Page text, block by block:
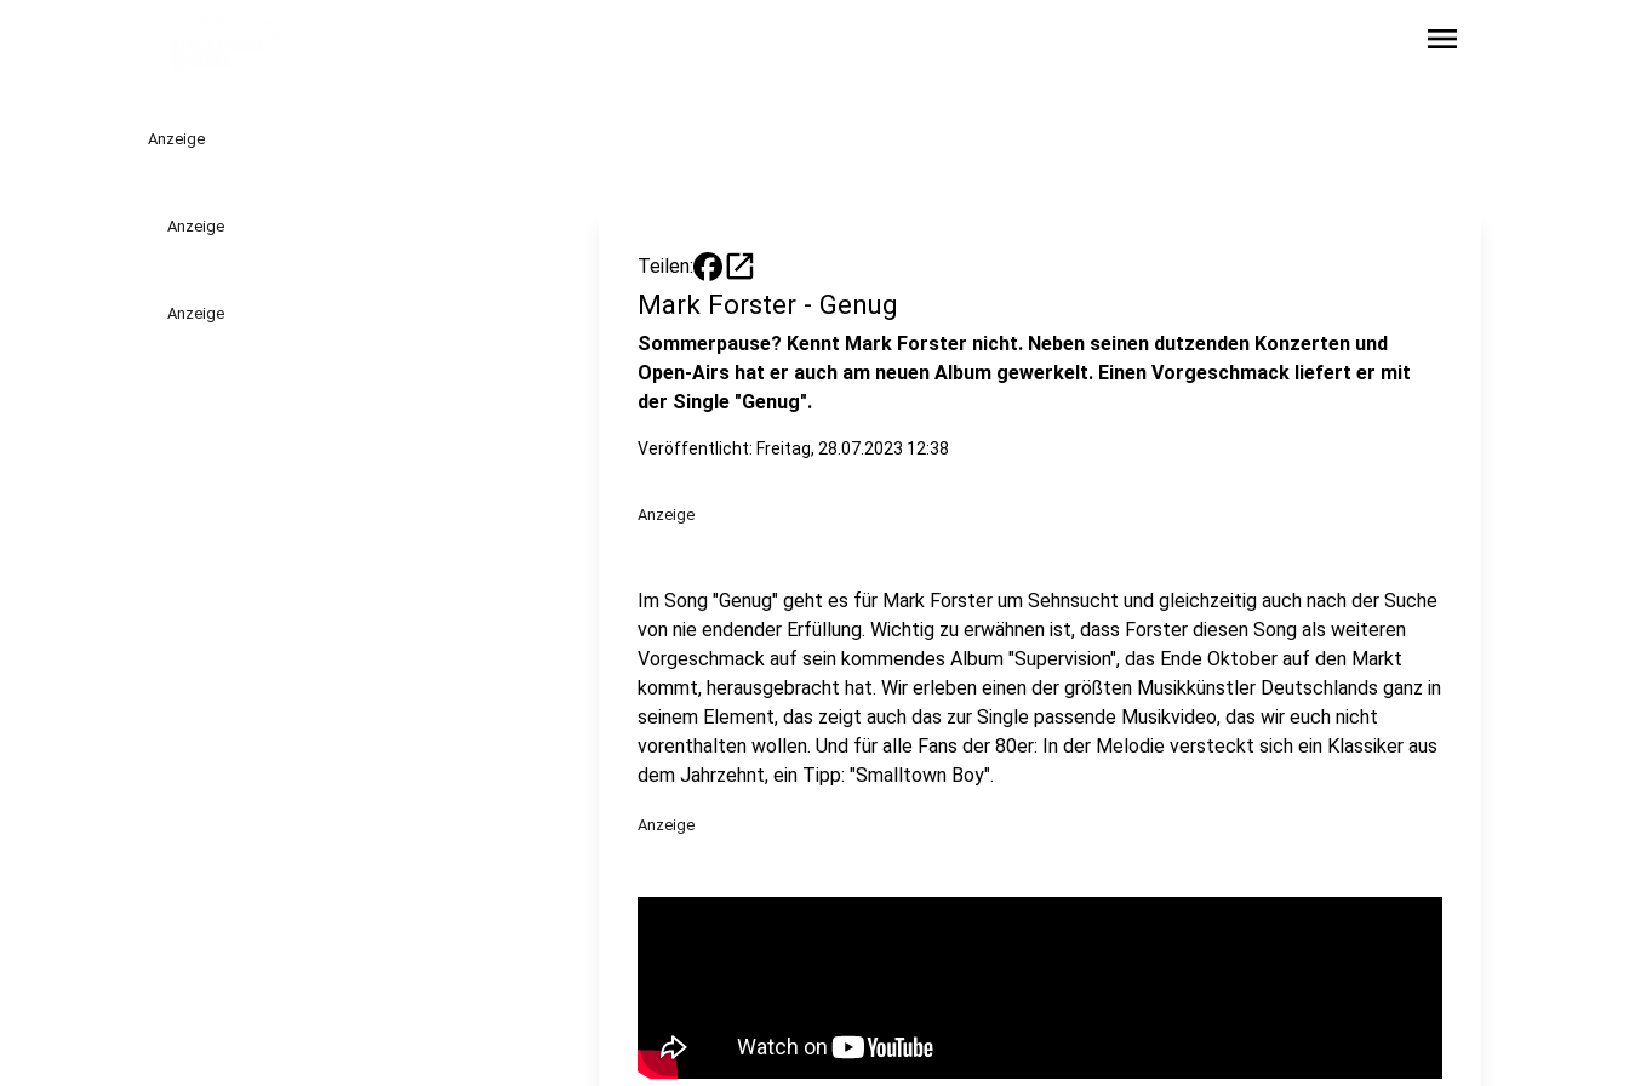
menu
Anzeige
Anzeige
Anzeige
Teilen: open_in_new
Mark Forster - Genug
Sommerpause? Kennt Mark Forster nicht. Neben seinen dutzenden Konzerten und
Open-Airs hat er auch am neuen Album gewerkelt. Einen Vorgeschmack liefert er mit
der Single "Genug".
Veröffentlicht: Freitag, 28.07.2023 12:38
Anzeige
Im Song "Genug" geht es für Mark Forster um Sehnsucht und gleichzeitig auch nach der Suche
von nie endender Erfüllung. Wichtig zu erwähnen ist, dass Forster diesen Song als weiteren
Vorgeschmack auf sein kommendes Album "Supervision", das Ende Oktober auf den Markt
kommt, herausgebracht hat. Wir erleben einen der größten Musikkünstler Deutschlands ganz in
seinem Element, das zeigt auch das zur Single passende Musikvideo, das wir euch nicht
vorenthalten wollen. Und für alle Fans der 80er: In der Melodie versteckt sich ein Klassiker aus
dem Jahrzehnt, ein Tipp: "Smalltown Boy".
Anzeige